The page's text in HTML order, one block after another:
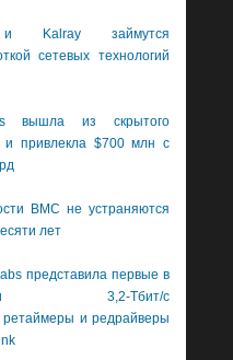
Kalray займутся
сетевых технологий
вышла из скрытого
и привлекла $700 млн с
BMC не устраняются
лет
представила первые в
3,2-Тбит/с
ретаймеры и редрайверы